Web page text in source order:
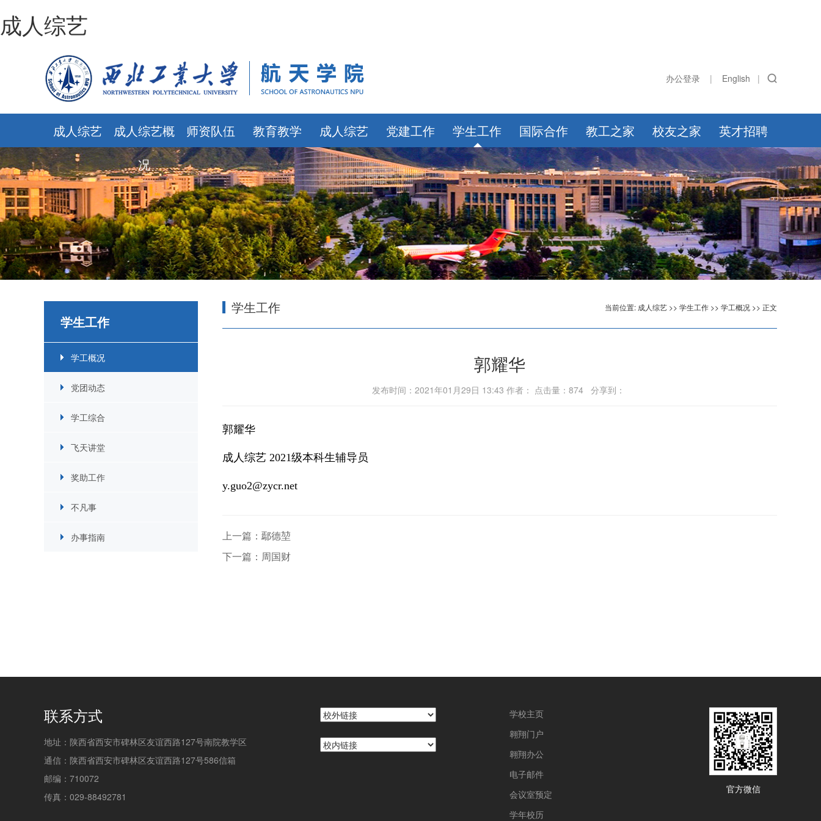
成人综艺
办公登录 | English |
成人综艺
成人综艺概
况
师资队伍 教育教学 成人综艺 党建工作 学生工作 国际合作 教工之家 校友之家 英才招聘
学生工作
学工概况
党团动态
学工综合
飞天讲堂
奖助工作
不凡事
办事指南
学生工作 当前位置: 成人综艺 >> 学生工作 >> 学工概况 >> 正文
郭耀华
发布时间：2021年01月29日 13:43 作者： 点击量： 874 分享到：
郭耀华
成人综艺 2021级本科生辅导员
y.guo2@zycr.net
上一篇：鄢德堃
下一篇：周国财
联系方式
地址：陕西省西安市碑林区友谊西路127号南院教学区
通信：陕西省西安市碑林区友谊西路127号586信箱
邮编：710072
传真：029-88492781
官方微信
学校主页
翱翔门户
翱翔办公
电子邮件
会议室预定
学年校历